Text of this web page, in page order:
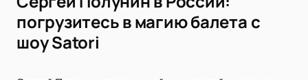
погрузитесь в магию балета с
шоу Satori